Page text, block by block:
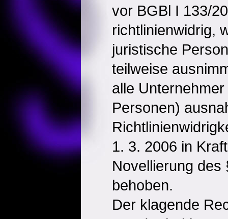
vor BGBl I 133/
richtlinienwidrig,
juristische
teilweise
alle
Personen)
1. 3. 2006 in
Novellierung des
behoben.
Der klagende